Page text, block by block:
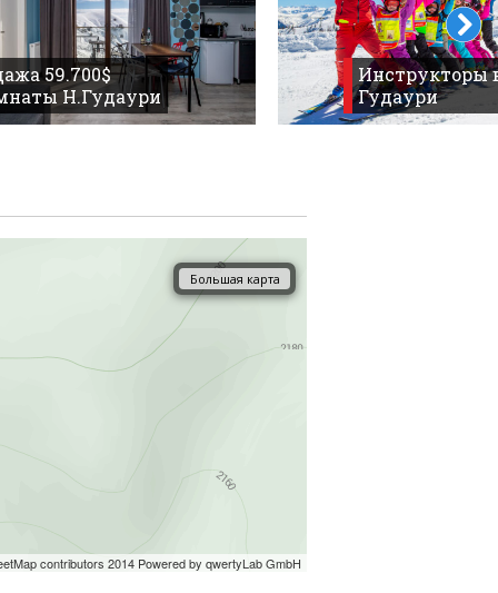
59.700$
Н.Гудаури
Инструкторы
Гудаури